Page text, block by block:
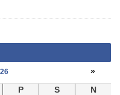
»
P S
N